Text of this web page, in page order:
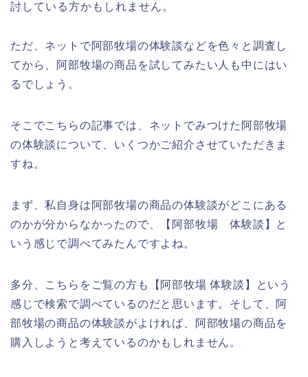
討している方かもしれません。
ただ、ネットで阿部牧場の体験談などを色々と調査し
てから、阿部牧場の商品を試してみたい人も中にはい
るでしょう。
そこでこちらの記事では、ネットでみつけた阿部牧場
の体験談について、いくつかご紹介させていただきま
すね。
まず、私自身は阿部牧場の商品の体験談がどこにある
のかが分からなかったので、【阿部牧場 体験談】と
いう感じで調べてみたんですよね。
多分、こちらをご覧の方も【阿部牧場 体験談】という
感じで検索で調べているのだと思います。そして、阿
部牧場の商品の体験談がよければ、阿部牧場の商品を
購入しようと考えているのかもしれません。